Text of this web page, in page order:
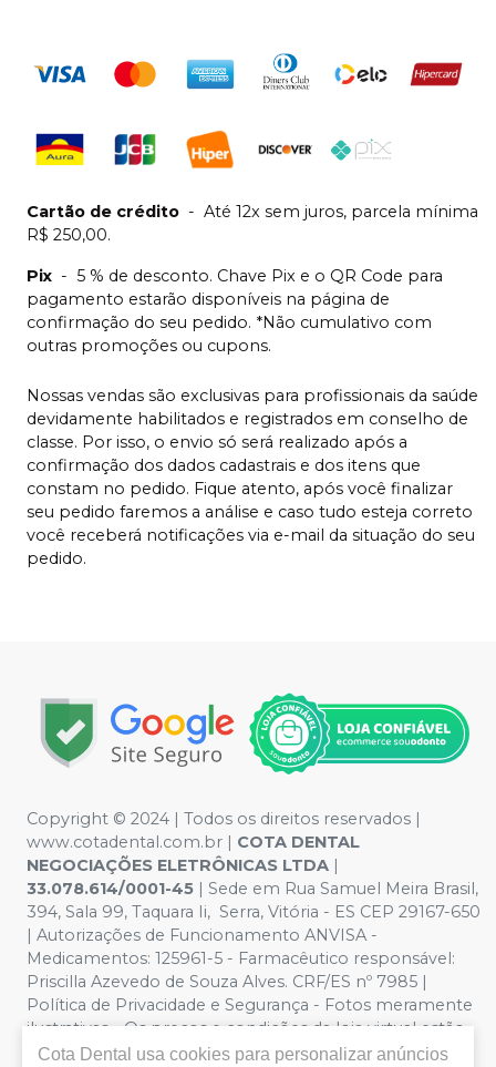
Cartão de crédito - Até 12x sem juros, parcela mínima
R$ 250,00.
Pix - 5 % de desconto. Chave Pix e o QR Code para
pagamento estarão disponíveis na página de
confirmação do seu pedido. *Não cumulativo com
outras promoções ou cupons.
Nossas vendas são exclusivas para profissionais da saúde
devidamente habilitados e registrados em conselho de
classe. Por isso, o envio só será realizado após a
confirmação dos dados cadastrais e dos itens que
constam no pedido. Fique atento, após você finalizar
seu pedido faremos a análise e caso tudo esteja correto
você receberá notificações via e-mail da situação do seu
pedido.
Copyright © 2024 | Todos os direitos reservados |
www.cotadental.com.br | COTA DENTAL
NEGOCIAÇÕES ELETRÔNICAS LTDA |
33.078.614/0001-45 | Sede em Rua Samuel Meira Brasil,
394, Sala 99, Taquara Ii, Serra, Vitória - ES CEP 29167-650
| Autorizações de Funcionamento ANVISA -
Medicamentos: 125961-5 - Farmacêutico responsável:
Priscilla Azevedo de Souza Alves. CRF/ES nº 7985 |
Política de Privacidade e Segurança - Fotos meramente
ilustrativas - Os preços e condições da loja virtual estão
sujeitos a alterações. Em caso de divergência de preços
Cota Dental usa cookies para personalizar anúncios